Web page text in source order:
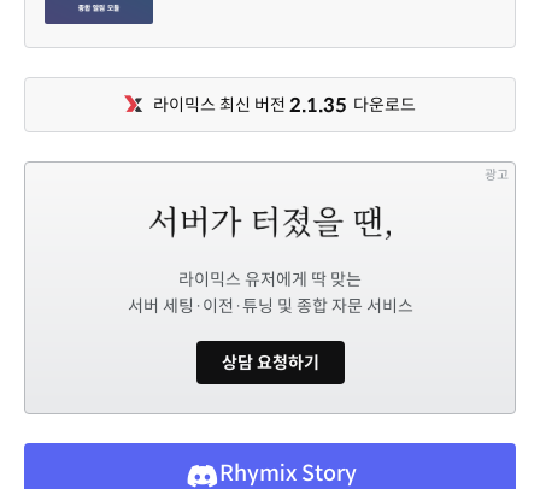
라이믹스 최신 버전 2.1.35 다운로드
광고
라이믹스 유저에게 딱 맞는
서버 세팅·이전·튜닝 및 종합 자문 서비스
상담 요청하기
Rhymix Story